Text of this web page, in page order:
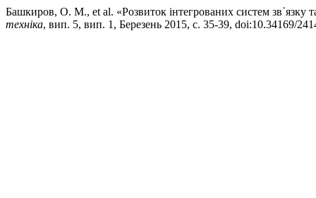
Башкиров, О. М., et al. «Розвиток інтегрованих систем зв᾽язку
техніка, вип. 5, вип. 1, Березень 2015, с. 35-39, doi:10.34169/